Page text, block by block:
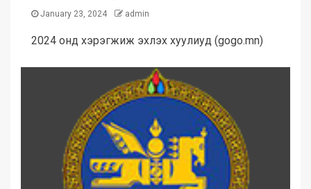
January 23, 2024 admin
2024 онд хэрэгжиж эхлэх хуулиуд (gogo.mn)